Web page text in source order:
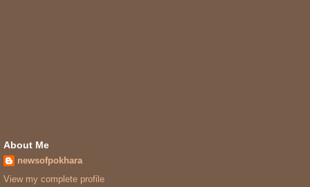
About Me
newsofpokhara
View my complete profile